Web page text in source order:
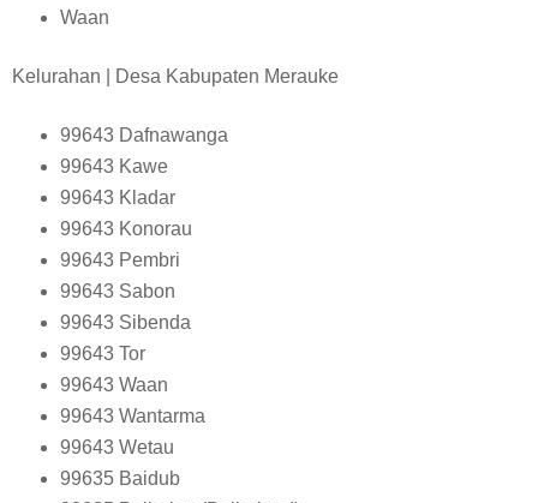
Waan
Kelurahan | Desa Kabupaten Merauke
99643 Dafnawanga
99643 Kawe
99643 Kladar
99643 Konorau
99643 Pembri
99643 Sabon
99643 Sibenda
99643 Tor
99643 Waan
99643 Wantarma
99643 Wetau
99635 Baidub